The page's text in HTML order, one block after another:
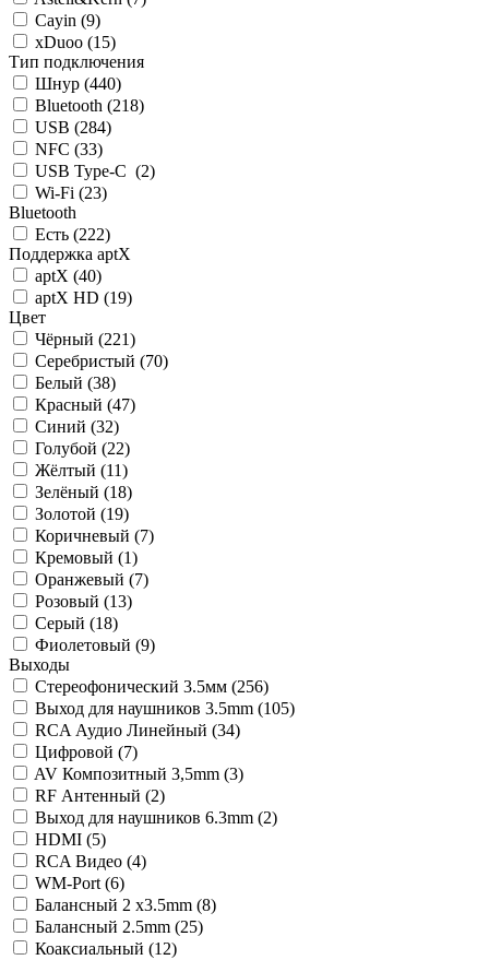
Cayin (9)
xDuoo (15)
Тип подключения
Шнур (440)
Bluetooth (218)
USB (284)
NFC (33)
USB Type-C (2)
Wi-Fi (23)
Bluetooth
Есть (222)
Поддержка aptX
aptX (40)
aptX HD (19)
Цвет
Чёрный (221)
Серебристый (70)
Белый (38)
Красный (47)
Синий (32)
Голубой (22)
Жёлтый (11)
Зелёный (18)
Золотой (19)
Коричневый (7)
Кремовый (1)
Оранжевый (7)
Розовый (13)
Серый (18)
Фиолетовый (9)
Выходы
Стереофонический 3.5мм (256)
Выход для наушников 3.5mm (105)
RCA Аудио Линейный (34)
Цифровой (7)
AV Композитный 3,5mm (3)
RF Антенный (2)
Выход для наушников 6.3mm (2)
HDMI (5)
RCA Видео (4)
WM-Port (6)
Балансный 2 х3.5mm (8)
Балансный 2.5mm (25)
Коаксиальный (12)